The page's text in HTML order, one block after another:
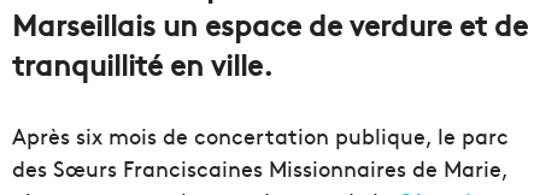
Marseillais un espace de verdure et de
tranquillité en ville.
Après six mois de concertation publique, le parc
des Sœurs Franciscaines Missionnaires de Marie,